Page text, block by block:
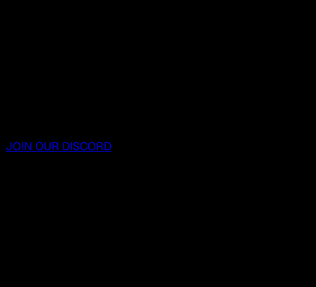
JOIN OUR DISCORD